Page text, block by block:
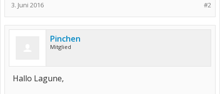
#2
3. Juni 2016
Pinchen
Mitglied
Hallo Lagune,